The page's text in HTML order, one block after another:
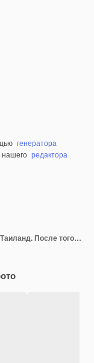
генератора
нашего редактора
Белый песок на пляже Ламай, Самуи, Таиланд. После того, как у Ковида не было туристов, море полностью восстановило экологию, баланс природы